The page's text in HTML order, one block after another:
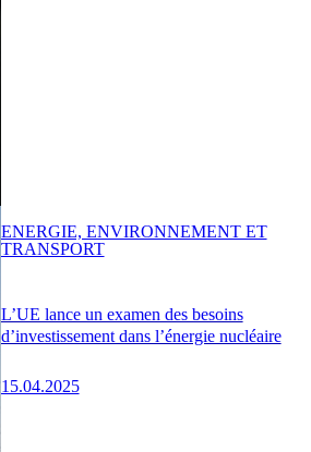
L’UE lance un examen des besoins
d’investissement dans l’énergie nucléaire
15.04.2025
ENERGIE, ENVIRONNEMENT ET
TRANSPORT